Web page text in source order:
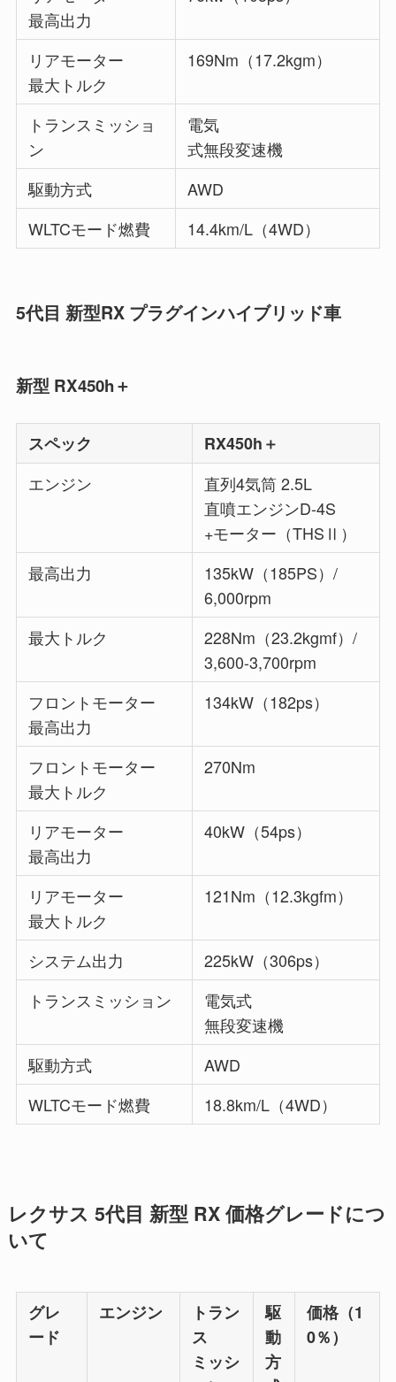
最高出力
リアモーター
最大トルク
169Nm（17.2kgm）
トランスミッショ
ン
電気
式無段変速機
駆動方式
AWD
WLTCモード燃費
14.4km/L（4WD）
5代目 新型RX プラグインハイブリッド車
新型 RX450h＋
スペック
RX450h＋
エンジン
直列4気筒 2.5L
直噴エンジンD-4S
+モーター（THSⅡ）
最高出力
135kW（185PS）/
6,000rpm
最大トルク
228Nm（23.2kgmf）/
3,600-3,700rpm
フロントモーター
最高出力
134kW（182ps）
フロントモーター
最大トルク
270Nm
リアモーター
最高出力
40kW（54ps）
リアモーター
最大トルク
121Nm（12.3kgfm）
システム出力
225kW（306ps）
トランスミッション
電気式
無段変速機
駆動方式
AWD
WLTCモード燃費
18.8km/L（4WD）
レクサス 5代目 新型 RX 価格グレードにつ
いて
グレ
ード
エンジン
トラン
ス
ミッシ
駆
動
方
価格（1
0％）